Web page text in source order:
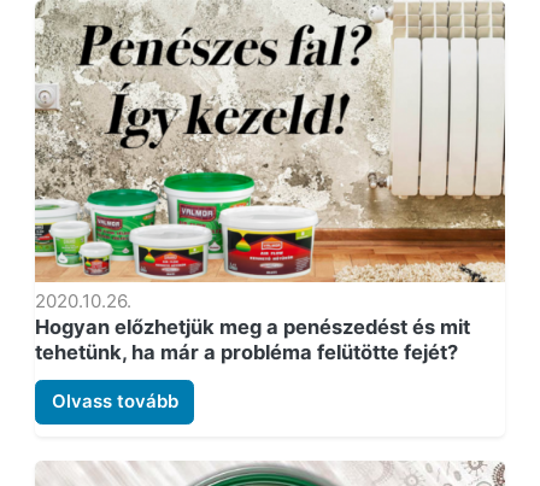
2020.10.26.
Hogyan előzhetjük meg a penészedést és mit
tehetünk, ha már a probléma felütötte fejét?
Olvass tovább